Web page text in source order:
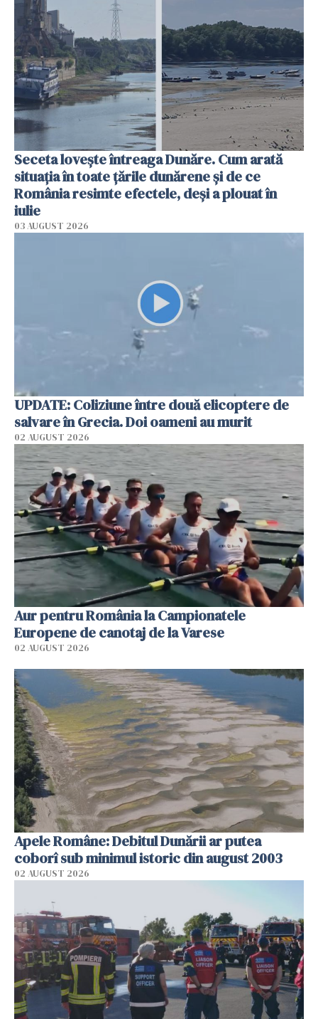
Seceta lovește întreaga Dunăre. Cum arată
situația în toate țările dunărene și de ce
România resimte efectele, deși a plouat în
iulie
03 AUGUST 2026
UPDATE: Coliziune între două elicoptere de
salvare în Grecia. Doi oameni au murit
02 AUGUST 2026
Aur pentru România la Campionatele
Europene de canotaj de la Varese
02 AUGUST 2026
Apele Române: Debitul Dunării ar putea
coborî sub minimul istoric din august 2003
02 AUGUST 2026